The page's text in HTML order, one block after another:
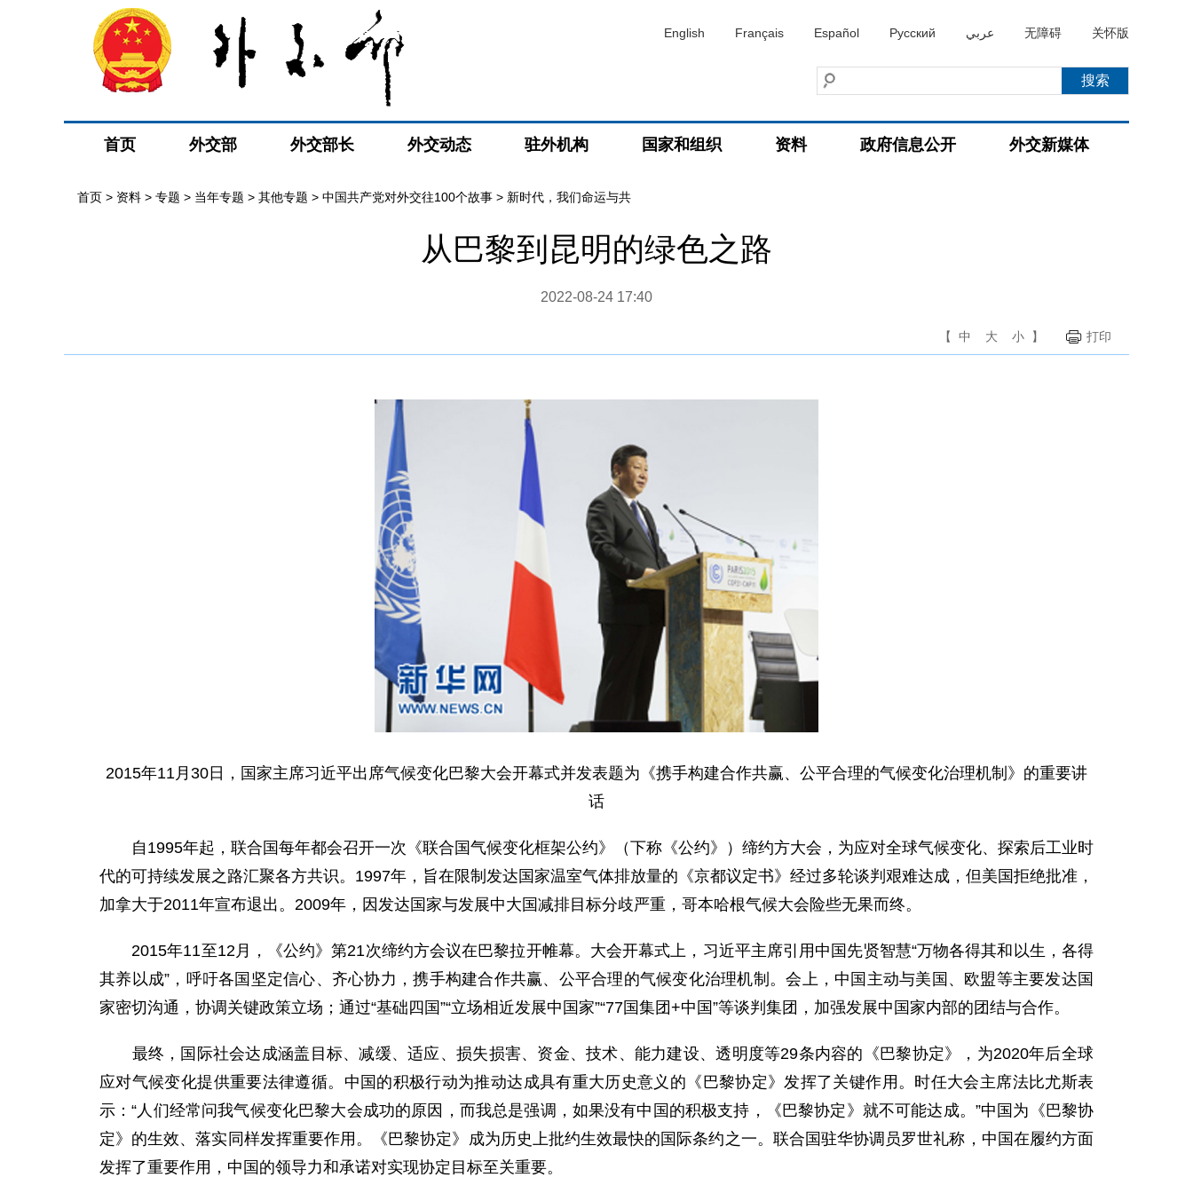
English Français Español Русский عربي 无障碍 关怀版
首页 外交部 外交部长 外交动态 驻外机构 国家和组织 资料 政府信息公开 外交新媒体
首页 > 资料 > 专题 > 当年专题 > 其他专题 > 中国共产党对外交往100个故事 > 新时代，我们命运与共
从巴黎到昆明的绿色之路
2022-08-24 17:40
【 中 大 小 】 打印
2015年11月30日，国家主席习近平出席气候变化巴黎大会开幕式并发表题为《携手构建合作共赢、公平合理的气候变化治理机制》的重要讲
话
自1995年起，联合国每年都会召开一次《联合国气候变化框架公约》（下称《公约》）缔约方大会，为应对全球气候变化、探索后工业时
代的可持续发展之路汇聚各方共识。1997年，旨在限制发达国家温室气体排放量的《京都议定书》经过多轮谈判艰难达成，但美国拒绝批准，
加拿大于2011年宣布退出。2009年，因发达国家与发展中大国减排目标分歧严重，哥本哈根气候大会险些无果而终。
2015年11至12月，《公约》第21次缔约方会议在巴黎拉开帷幕。大会开幕式上，习近平主席引用中国先贤智慧“万物各得其和以生，各得
其养以成”，呼吁各国坚定信心、齐心协力，携手构建合作共赢、公平合理的气候变化治理机制。会上，中国主动与美国、欧盟等主要发达国
家密切沟通，协调关键政策立场；通过“基础四国”“立场相近发展中国家”“77国集团+中国”等谈判集团，加强发展中国家内部的团结与合作。
最终，国际社会达成涵盖目标、减缓、适应、损失损害、资金、技术、能力建设、透明度等29条内容的《巴黎协定》，为2020年后全球
应对气候变化提供重要法律遵循。中国的积极行动为推动达成具有重大历史意义的《巴黎协定》发挥了关键作用。时任大会主席法比尤斯表
示：“人们经常问我气候变化巴黎大会成功的原因，而我总是强调，如果没有中国的积极支持，《巴黎协定》就不可能达成。”中国为《巴黎协
定》的生效、落实同样发挥重要作用。《巴黎协定》成为历史上批约生效最快的国际条约之一。联合国驻华协调员罗世礼称，中国在履约方面
发挥了重要作用，中国的领导力和承诺对实现协定目标至关重要。